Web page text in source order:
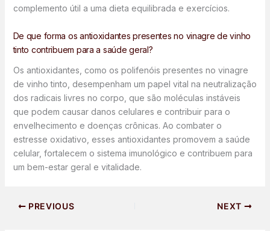
complemento útil a uma dieta equilibrada e exercícios.
De que forma os antioxidantes presentes no vinagre de vinho
tinto contribuem para a saúde geral?
Os antioxidantes, como os polifenóis presentes no vinagre
de vinho tinto, desempenham um papel vital na neutralização
dos radicais livres no corpo, que são moléculas instáveis
que podem causar danos celulares e contribuir para o
envelhecimento e doenças crônicas. Ao combater o
estresse oxidativo, esses antioxidantes promovem a saúde
celular, fortalecem o sistema imunológico e contribuem para
um bem-estar geral e vitalidade.
PREVIOUS NEXT